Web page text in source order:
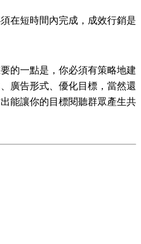
在短時間內完成，成效行銷是
的一點是，你必須有策略地建
廣告形式、優化目標，當然還
能讓你的目標閱聽群眾產生共